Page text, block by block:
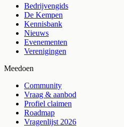
Bedrijvengids
De Kempen
Kennisbank
Nieuws
Evenementen
Verenigingen
Meedoen
Community
Vraag & aanbod
Profiel claimen
Roadmap
Vragenlijst 2026